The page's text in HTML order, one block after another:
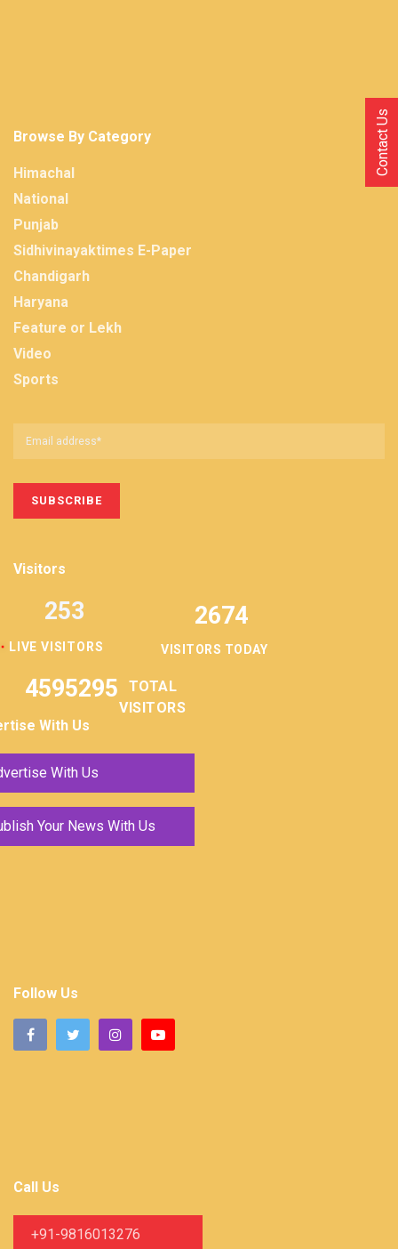
Browse By Category
Himachal
National
Punjab
Sidhivinayaktimes E-Paper
Chandigarh
Haryana
Feature or Lekh
Video
Sports
Visitors
LIVE VISITORS
253 2674
VISITORS TODAY
4595295
TOTAL
VISITORS
With Us
With Us
Your News With Us
Follow Us
Call Us
+91-9816013276
Contact Us